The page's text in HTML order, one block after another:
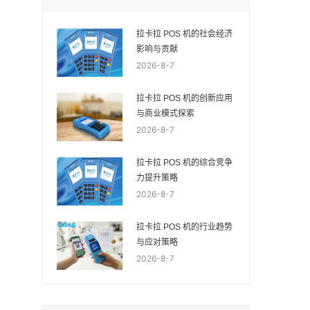
拉卡拉 POS 机的社会经济
影响与贡献
2026-8-7
拉卡拉 POS 机的创新应用
与商业模式探索
2026-8-7
拉卡拉 POS 机的综合竞争
力提升策略
2026-8-7
拉卡拉 POS 机的行业趋势
与应对策略
2026-8-7